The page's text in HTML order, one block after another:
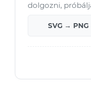
dolgozni,
SVG → PNG